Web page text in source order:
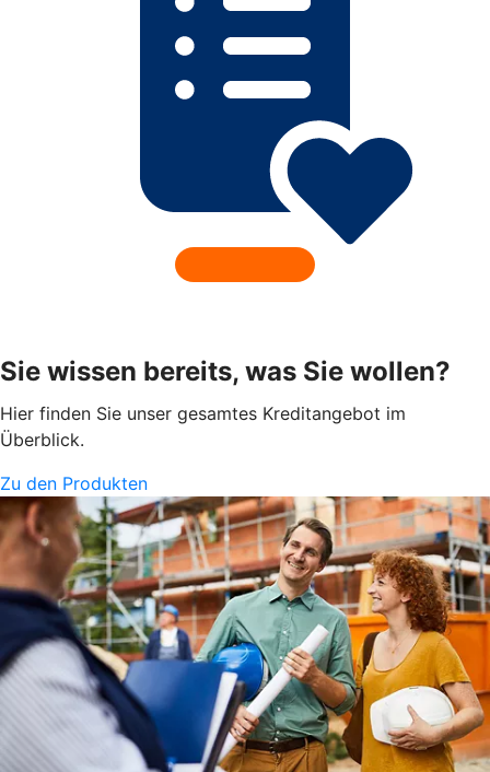
Sie wissen bereits, was Sie wollen?
Hier finden Sie unser gesamtes Kreditangebot im
Überblick.
Zu den Produkten